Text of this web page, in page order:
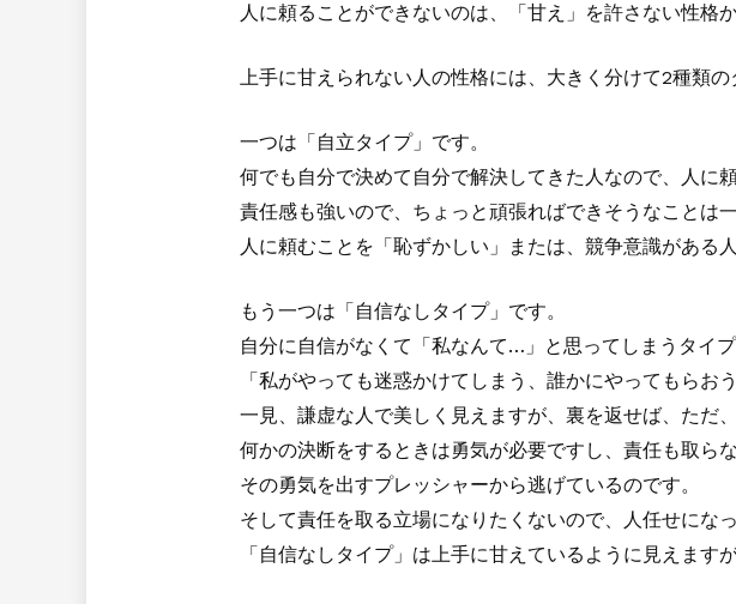
人に頼ることができないのは、「甘え」を許さない性格
上手に甘えられない人の性格には、大きく分けて2種類の
一つは「自立タイプ」です。
何でも自分で決めて自分で解決してきた人なので、人に
責任感も強いので、ちょっと頑張ればできそうなことは
人に頼むことを「恥ずかしい」または、競争意識がある
もう一つは「自信なしタイプ」です。
自分に自信がなくて「私なんて…」と思ってしまうタイプ
「私がやっても迷惑かけてしまう、誰かにやってもらお
一見、謙虚な人で美しく見えますが、裏を返せば、ただ
何かの決断をするときは勇気が必要ですし、責任も取ら
その勇気を出すプレッシャーから逃げているのです。
そして責任を取る立場になりたくないので、人任せになっ
「自信なしタイプ」は上手に甘えているように見えま